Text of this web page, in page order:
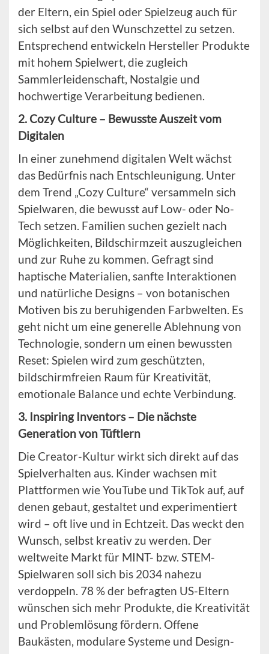
der Eltern, ein Spiel oder Spielzeug auch für
sich selbst auf den Wunschzettel zu setzen.
Entsprechend entwickeln Hersteller Produkte
mit hohem Spielwert, die zugleich
Sammlerleidenschaft, Nostalgie und
hochwertige Verarbeitung bedienen.
2. Cozy Culture – Bewusste Auszeit vom
Digitalen
In einer zunehmend digitalen Welt wächst
das Bedürfnis nach Entschleunigung. Unter
dem Trend „Cozy Culture“ versammeln sich
Spielwaren, die bewusst auf Low- oder No-
Tech setzen. Familien suchen gezielt nach
Möglichkeiten, Bildschirmzeit auszugleichen
und zur Ruhe zu kommen. Gefragt sind
haptische Materialien, sanfte Interaktionen
und natürliche Designs – von botanischen
Motiven bis zu beruhigenden Farbwelten. Es
geht nicht um eine generelle Ablehnung von
Technologie, sondern um einen bewussten
Reset: Spielen wird zum geschützten,
bildschirmfreien Raum für Kreativität,
emotionale Balance und echte Verbindung.
3. Inspiring Inventors – Die nächste
Generation von Tüftlern
Die Creator-Kultur wirkt sich direkt auf das
Spielverhalten aus. Kinder wachsen mit
Plattformen wie YouTube und TikTok auf, auf
denen gebaut, gestaltet und experimentiert
wird – oft live und in Echtzeit. Das weckt den
Wunsch, selbst kreativ zu werden. Der
weltweite Markt für MINT- bzw. STEM-
Spielwaren soll sich bis 2034 nahezu
verdoppeln. 78 % der befragten US-Eltern
wünschen sich mehr Produkte, die Kreativität
und Problemlösung fördern. Offene
Baukästen, modulare Systeme und Design-